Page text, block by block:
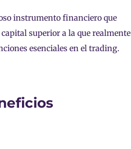
instrumento financiero que
superior a la que realmente
esenciales en el trading.